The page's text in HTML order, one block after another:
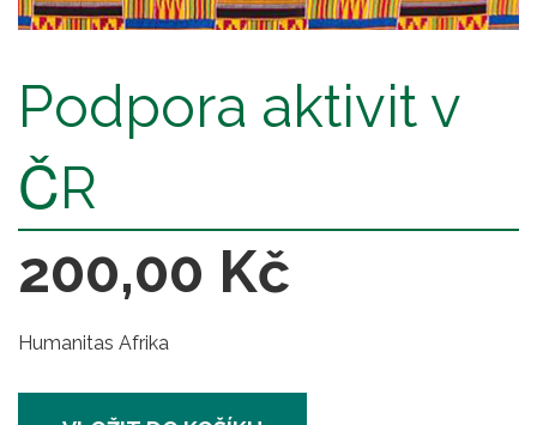
Podpora aktivit v
ČR
200,00 Kč
Humanitas Afrika